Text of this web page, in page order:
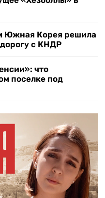
Южная Корея решила
с КНДР
что
поселке под